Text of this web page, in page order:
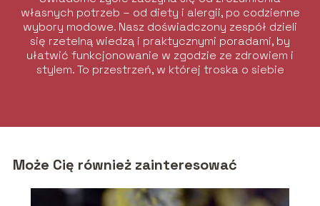
własnych potrzeb – od diety i alergii, po codzienne
wybory modowe. Nasz doświadczony zespół dzieli
się rzetelną wiedzą i praktycznymi poradami, by
ułatwić funkcjonowanie w zgodzie ze zdrowiem i
stylem. To przestrzeń, w której troska o siebie
Może Cię również zainteresować